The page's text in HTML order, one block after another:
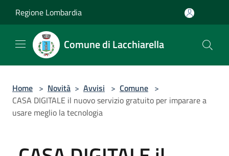
Regione Lombardia
Comune di Lacchiarella
Home > Novità > Avvisi > Comune >
CASA DIGITALE il nuovo servizio gratuito per imparare a
usare meglio la tecnologia